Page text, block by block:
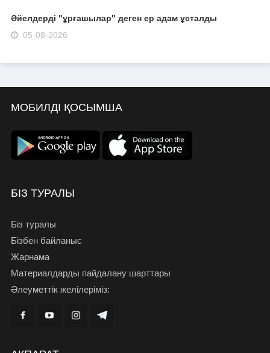
Әйелдерді "ұрғашылар" деген ер адам ұсталды
05-08-2026
МОБИЛДІ ҚОСЫМША
БІЗ ТУРАЛЫ
Біз туралы
Бізбен байланыс
Жарнама
Материалдарды пайдалану шарттары
Әлеуметтік желілеріміз: